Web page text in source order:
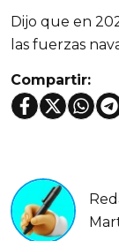
Dijo que en
las fuerzas
Compartir: